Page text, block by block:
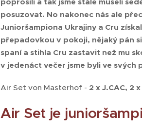
poprosili a tak jsme stále museli
posuzovat. No nakonec nás ale
Junioršampiona Ukrajiny a Cru
přepadovkou v pokoji, nějaký pán
spaní a stihla Cru zastavit než mu
v jedenáct večer jsme byli ve svých
Air Set von Masterhof - 2 x J.CAC, 2
Air Set je